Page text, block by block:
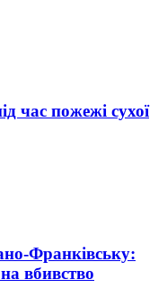
час пожежі сухої
Франківську:
вбивство